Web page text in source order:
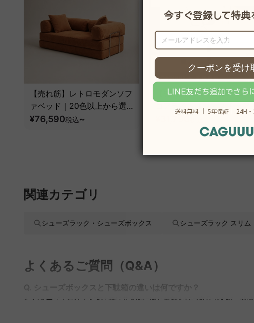
【売れ筋】レトロモダンソフ
ァベッド｜20色以上から選
べるコーデュロイ2WAY【色
¥76,590税込~
【売れ筋】AXISU アクシス
コアライトオフィスチェア
関連カテゴリ
シューズラック・シューズボックス シューズラック スリム
よくあるご質問（Q&A）
Q. シューズボックスと下駄箱の違いは何ですか？
A. シューズボックスと下駄箱は基本的に同じ役割を持つ家具ですが、地
選択基準です。CAGUUUでは、豊富なスタイルと高品質な素材を用い